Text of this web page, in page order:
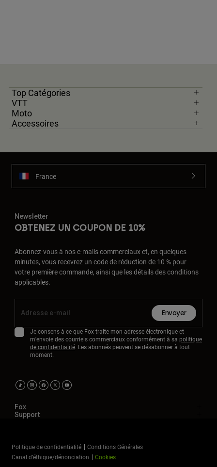
Top Catégories
VTT
Moto
Accessoires
France
Newsletter
OBTENEZ UN COUPON DE 10%
Abonnez-vous à nos e-mails commerciaux et, en quelques
minutes, vous recevrez un code de réduction de 10 % pour
votre première commande, ainsi que les détails des conditions
applicables.
Envoyer
Je consens à ce que Fox traite mon adresse électronique et
m'envoie des courriels commerciaux conformément à sa politique
de confidentialité. Les abonnés peuvent se désabonner à tout
moment.
Fox
Support
Politique de confidentialité
Conditions Générales
Canal d’éthique/dénonciation
Cookies